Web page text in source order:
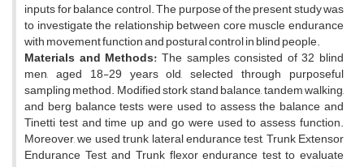
inputs for balance control. The purpose of the present study was
to investigate the relationship between core muscle endurance
with movement function and postural control in blind people.
Materials and Methods: The samples consisted of 32 blind
men, aged 18-29 years old, selected through purposeful
sampling method. Modified stork stand balance, tandem walking,
and berg balance tests were used to assess the balance and
Tinetti test and time up and go were used to assess function.
Moreover, we used trunk lateral endurance test, Trunk Extensor
Endurance Test, and Trunk flexor endurance test to evaluate